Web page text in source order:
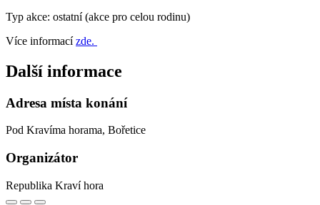
Typ akce: ostatní (akce pro celou rodinu)
Více informacízde.
Další informace
Adresa místa konání
Pod Kravíma horama, Bořetice
Organizátor
Republika Kraví hora